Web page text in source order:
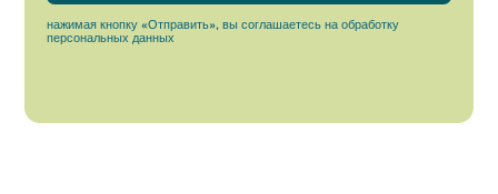
нажимая кнопку «Отправить», вы соглашаетесь на обработку
персональных данных